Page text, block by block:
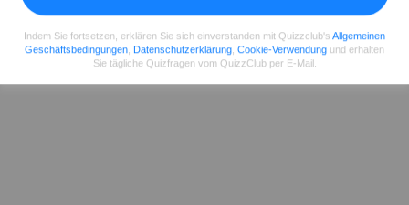
Teilen auf Facebook
Indem Sie fortsetzen, erklären Sie sich einverstanden mit Quizzclub's Allgemeinen
Geschäftsbedingungen Datenschutzerklärung Cookie-Verwendung und erhalten
Sie tägliche Quizfragen vom QuizzClub per E-Mail.